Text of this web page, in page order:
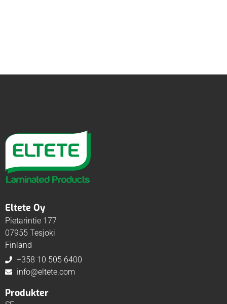
Eltete Oy
Pietarintie 177
07955 Tesjoki
Finland
+358 10 505 6400
info@eltete.com
Produkter